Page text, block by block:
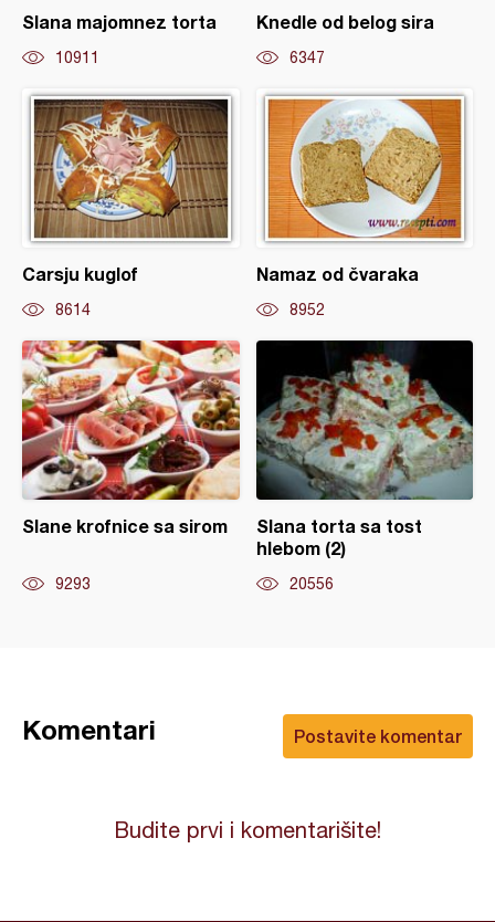
Slana majomnez torta
10911
Knedle od belog sira
6347
Carsju kuglof
8614
Namaz od čvaraka
8952
Slane krofnice sa sirom
9293
Slana torta sa tost
hlebom (2)
20556
Postavite komentar
Komentari
Budite prvi i komentarišite!